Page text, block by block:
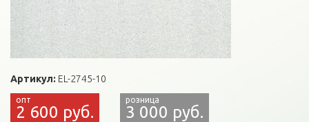
Артикул: EL-2745-10
2 600 руб. 3 000 руб.